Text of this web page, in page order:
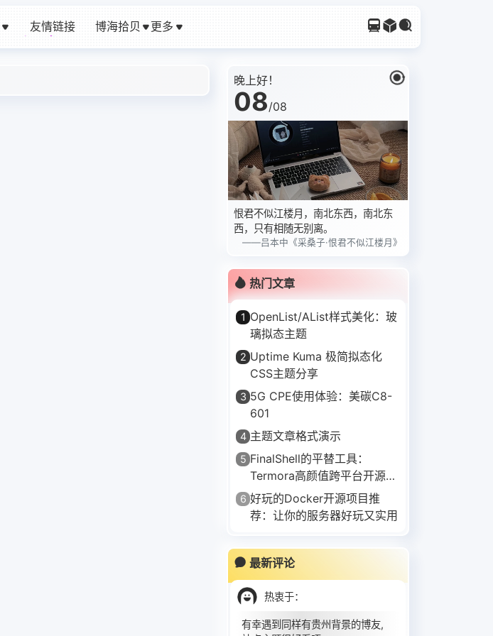
友情链接 博海拾贝 更多
晚上好！
08/08
恨君不似江楼月，南北东西，南北东
西，只有相随无别离。
——吕本中《采桑子·恨君不似江楼月》
热门文章
1 OpenList/AList样式美化：玻
璃拟态主题
2 Uptime Kuma 极简拟态化
CSS主题分享
3 5G CPE使用体验：美碳C8-
601
4 主题文章格式演示
5 FinalShell的平替工具：
Termora高颜值跨平台开源
SSH客户端
6 好玩的Docker开源项目推
荐：让你的服务器好玩又实用
最新评论
热衷于：
有幸遇到同样有贵州背景的博友,